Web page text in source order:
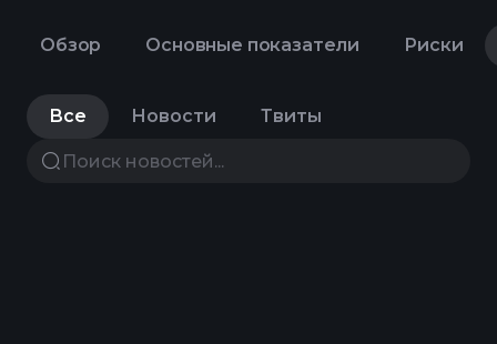
Обзор Основные показатели Риски
Все Новости Твиты